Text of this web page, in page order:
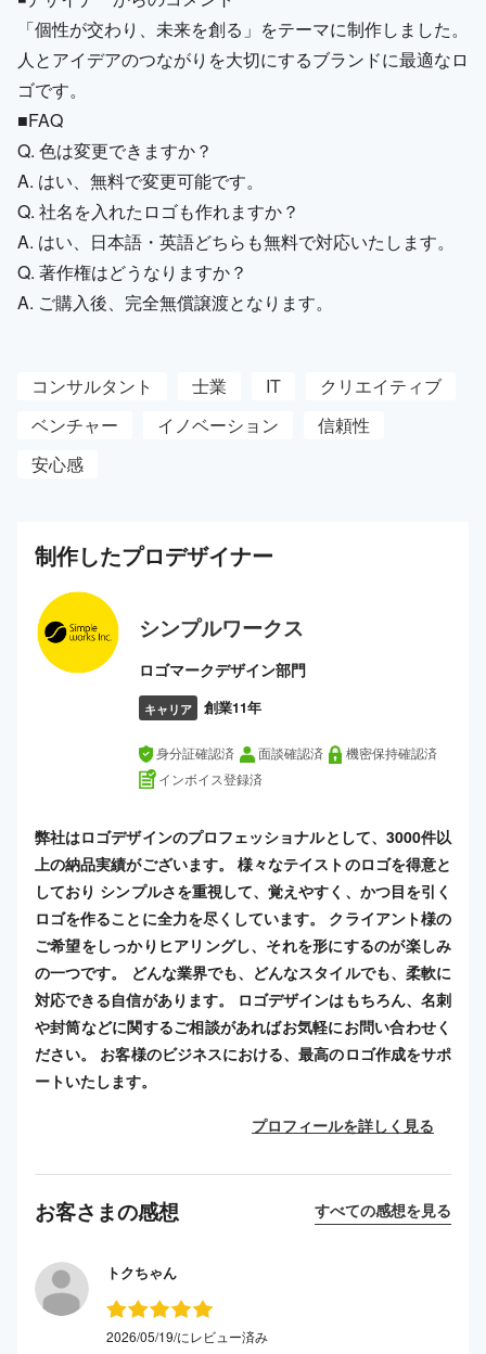
「個性が交わり、未来を創る」をテーマに制作しました。
人とアイデアのつながりを大切にするブランドに最適なロ
ゴです。
■FAQ
Q. 色は変更できますか？
A. はい、無料で変更可能です。
Q. 社名を入れたロゴも作れますか？
A. はい、日本語・英語どちらも無料で対応いたします。
Q. 著作権はどうなりますか？
A. ご購入後、完全無償譲渡となります。
コンサルタント 士業 IT
クリエイティブ
ベンチャー
イノベーション
信頼性
安心感
制作したプロデザイナー
シンプルワークス
ロゴマークデザイン部門
キャリア 創業11年
身分証確認済 面談確認済
機密保持確認済
インボイス登録済
弊社はロゴデザインのプロフェッショナルとして、3000件以
上の納品実績がございます。 様々なテイストのロゴを得意と
しており シンプルさを重視して、覚えやすく、かつ目を引く
ロゴを作ることに全力を尽くしています。 クライアント様の
ご希望をしっかりヒアリングし、それを形にするのが楽しみ
の一つです。 どんな業界でも、どんなスタイルでも、柔軟に
対応できる自信があります。 ロゴデザインはもちろん、名刺
や封筒などに関するご相談があればお気軽にお問い合わせく
ださい。 お客様のビジネスにおける、最高のロゴ作成をサポ
ートいたします。
プロフィールを詳しく見る
お客さまの感想 すべての感想を見る
トクちゃん
2026/05/19/にレビュー済み